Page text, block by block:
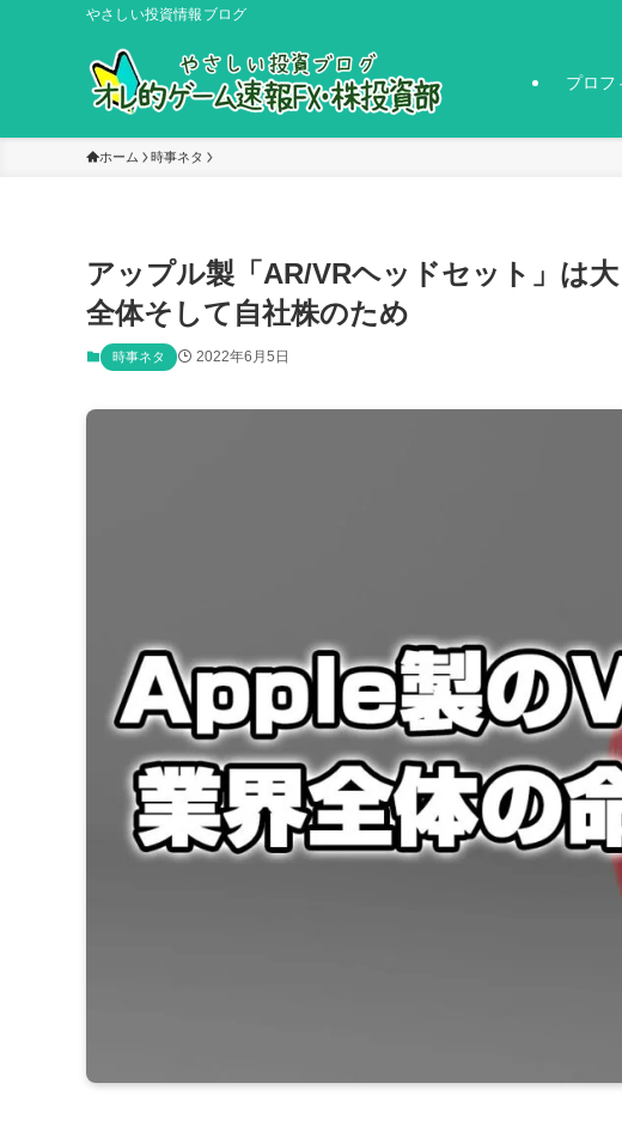
やさしい投資情報ブログ
プロフ
ホーム 時事ネタ
アップル製「AR/VRヘッドセット」は
全体そして自社株のため
時事ネタ 2022年6月5日